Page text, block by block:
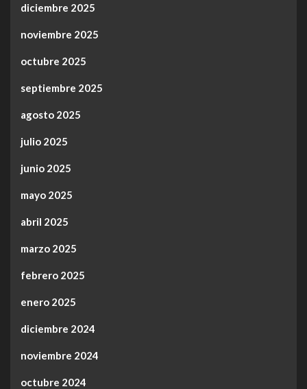
diciembre 2025
noviembre 2025
octubre 2025
septiembre 2025
agosto 2025
julio 2025
junio 2025
mayo 2025
abril 2025
marzo 2025
febrero 2025
enero 2025
diciembre 2024
noviembre 2024
octubre 2024